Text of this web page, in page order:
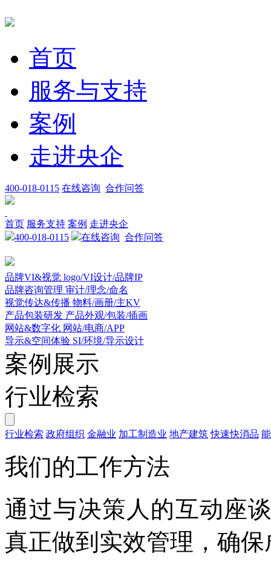
首页
服务与支持
案例
走进央企
400-018-0115 在线咨询 合作问答
首页 服务支持 案例 走进央企
400-018-0115
在线咨询 合作问答
品牌VI&视觉 logo/VI设计/品牌IP
品牌咨询管理 审计/理念/命名
视觉传达&传播 物料/画册/主KV
产品包装研发 产品外观/包装/插画
网站&数字化 网站/电商/APP
导示&空间体验 SI/环境/导示设计
案例展示
行业检索
行业检索 政府组织 金融业 加工制造业 地产建筑 快速快消品
我们的工作方法
通过与决策人的互动座
真正做到实效管理，确保